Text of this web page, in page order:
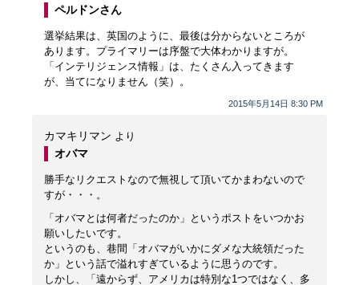
2015年5月14日 8:30 PM
ペルドンさん
選挙結果は、英国のように、最後は分からないところが
あります。プライマリーは序盤で大体わかりますが。
「インテリジェンス情報」は、たくさん入ってきます
が、当てになりません（笑）。
カマキリマン より
オバマ
勝手なリクエストなので無視して頂いてかまわないので
すが・・・。
「オバマとは何者だったのか」というポストをいつかお
願いしたいです。
というのも、巷間「オバマがいかにダメな大統領だった
か」という話で溢れすぎているように思うのです。
しかし、「遠からず、アメリカは特別な1つではなく、多